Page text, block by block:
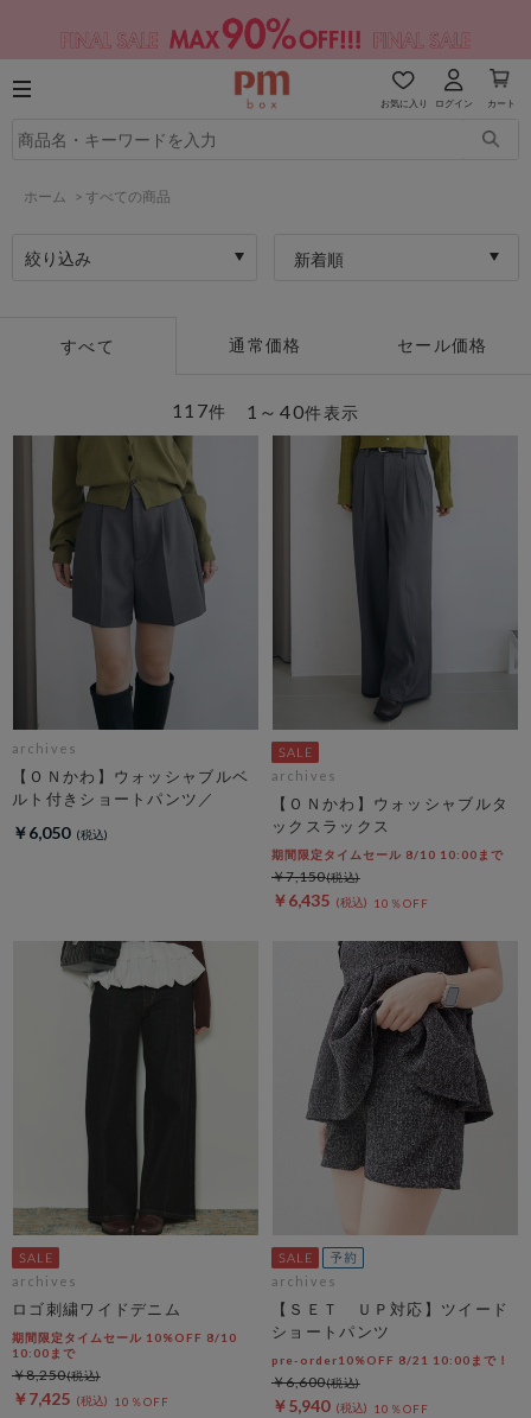
お気に入り ログイン カート
ホーム > すべての商品
絞り込み 新着順
すべて 通常価格 セール価格
1～40件表示
117件
archives
【ＯＮかわ】ウォッシャブルベ
ルト付きショートパンツ／
￥6,050
archives
【ＯＮかわ】ウォッシャブルタ
ックスラックス
期間限定タイムセール 8/10 10:00まで
￥6,435 10％OFF
￥7,150
archives
ロゴ刺繍ワイドデニム
期間限定タイムセール 10%OFF 8/10
10:00まで
￥7,425 10％OFF
￥8,250
archives
【ＳＥＴ ＵＰ対応】ツイード
ショートパンツ
pre-order10%OFF 8/21 10:00まで！
￥5,940 10％OFF
￥6,600